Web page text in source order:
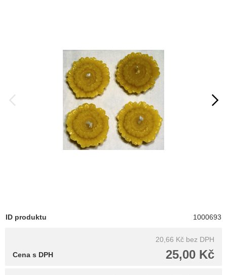
ID produktu 1000693
20,66 Kč bez DPH
25,00 Kč
Cena s DPH